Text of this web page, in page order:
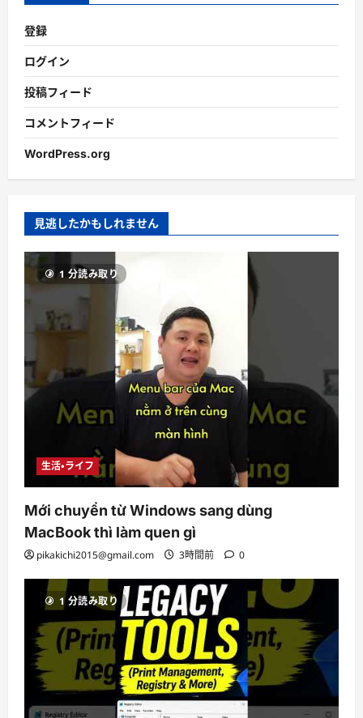
登録
ログイン
投稿フィード
コメントフィード
WordPress.org
見逃したかもしれません
1 分読み取り
生活・ライフ
Mới chuyển từ Windows sang dùng
MacBook thì làm quen gì
pikakichi2015@gmail.com 3時間前 0
1 分読み取り